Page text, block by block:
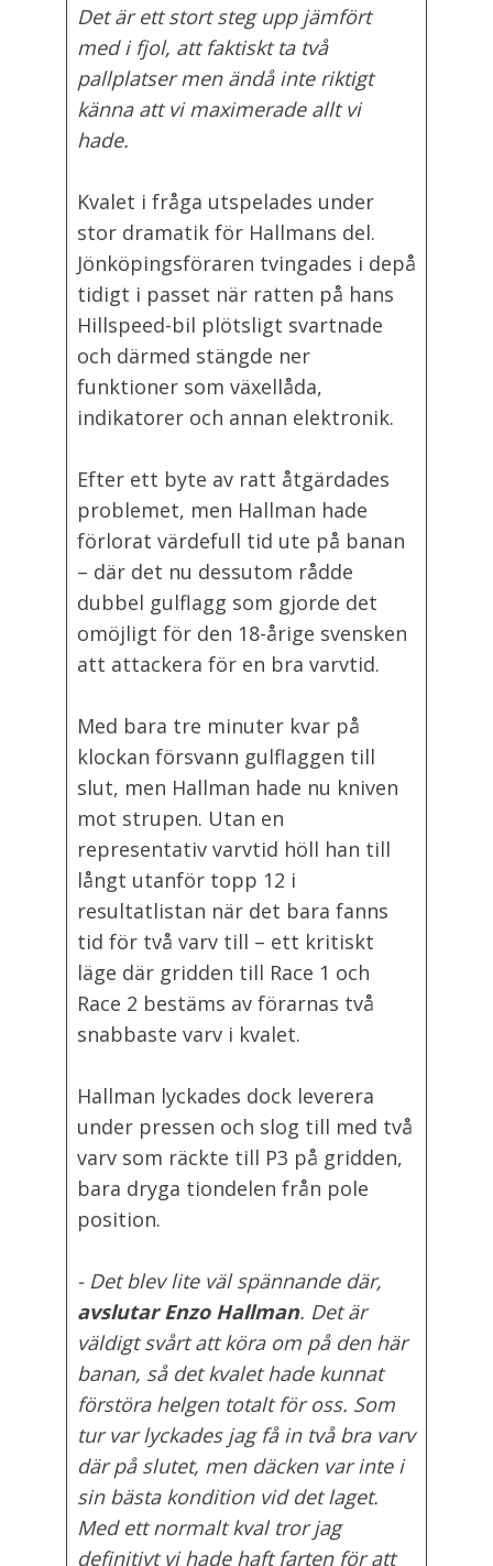
Det är ett stort steg upp jämfört
med i fjol, att faktiskt ta två
pallplatser men ändå inte riktigt
känna att vi maximerade allt vi
hade.
Kvalet i fråga utspelades under
stor dramatik för Hallmans del.
Jönköpingsföraren tvingades i depå
tidigt i passet när ratten på hans
Hillspeed-bil plötsligt svartnade
och därmed stängde ner
funktioner som växellåda,
indikatorer och annan elektronik.
Efter ett byte av ratt åtgärdades
problemet, men Hallman hade
förlorat värdefull tid ute på banan
– där det nu dessutom rådde
dubbel gulflagg som gjorde det
omöjligt för den 18-årige svensken
att attackera för en bra varvtid.
Med bara tre minuter kvar på
klockan försvann gulflaggen till
slut, men Hallman hade nu kniven
mot strupen. Utan en
representativ varvtid höll han till
långt utanför topp 12 i
resultatlistan när det bara fanns
tid för två varv till – ett kritiskt
läge där gridden till Race 1 och
Race 2 bestäms av förarnas två
snabbaste varv i kvalet.
Hallman lyckades dock leverera
under pressen och slog till med två
varv som räckte till P3 på gridden,
bara dryga tiondelen från pole
position.
- Det blev lite väl spännande där,
avslutar Enzo Hallman. Det är
väldigt svårt att köra om på den här
banan, så det kvalet hade kunnat
förstöra helgen totalt för oss. Som
tur var lyckades jag få in två bra varv
där på slutet, men däcken var inte i
sin bästa kondition vid det laget.
Med ett normalt kval tror jag
definitivt vi hade haft farten för att